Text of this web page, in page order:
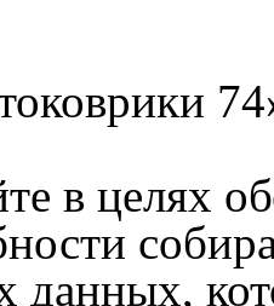
данных,
обработке
67